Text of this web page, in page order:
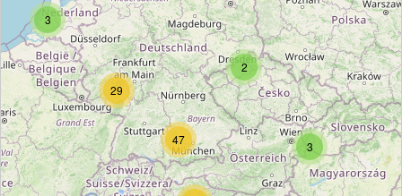
3
2
3
29
47